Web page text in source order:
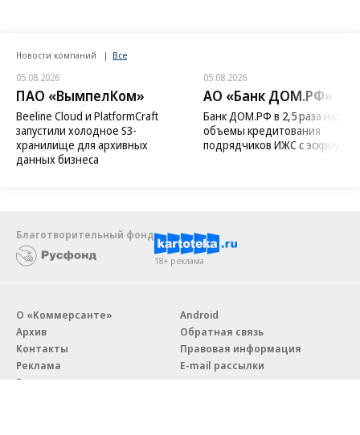
Новости компаний Все
05.08.2026
ПАО «ВымпелКом»
Beeline Cloud и PlatformCraft
запустили холодное S3-
хранилище для архивных
данных бизнеса
05.08.2026
АО «Банк ДОМ.РФ»
Банк ДОМ.РФ в 2,5 раза
объемы кредитования
подрядчиков ИЖС с эскроу
Благотворительный фонд
18+ реклама
О «Коммерсанте»
Архив
Контакты
Реклама
Вакансии
Android
Обратная связь
Правовая информация
E-mail рассылки